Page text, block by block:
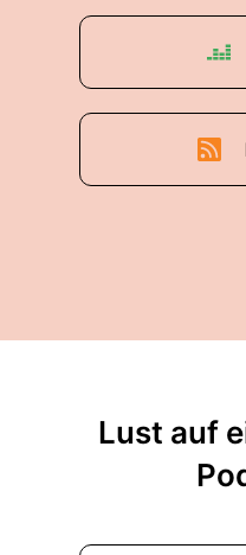
Lust auf